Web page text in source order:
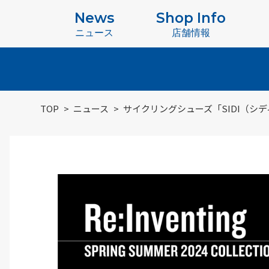
News
ニュース
Shop Info
店舗情報
TOP ニュース サイクリングシューズ「SIDI（シ